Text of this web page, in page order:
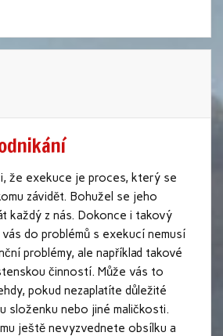
že exekuce je proces, který se
závidět. Bohužel se jeho
každý z nás. Dokonce i takový
do problémů s exekucí nemusí
problémy, ale například takové
činností. Může vás to
pokud nezaplatíte důležité
složenku nebo jiné maličkosti.
ještě nevyzvednete obsílku a